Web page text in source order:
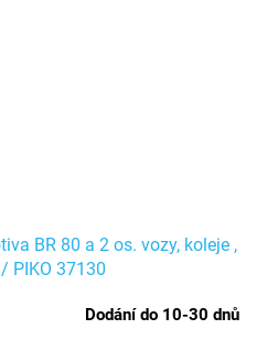
BR 80 a 2 os. vozy, koleje ,
PIKO 37130
Dodání do 10-30 dnů